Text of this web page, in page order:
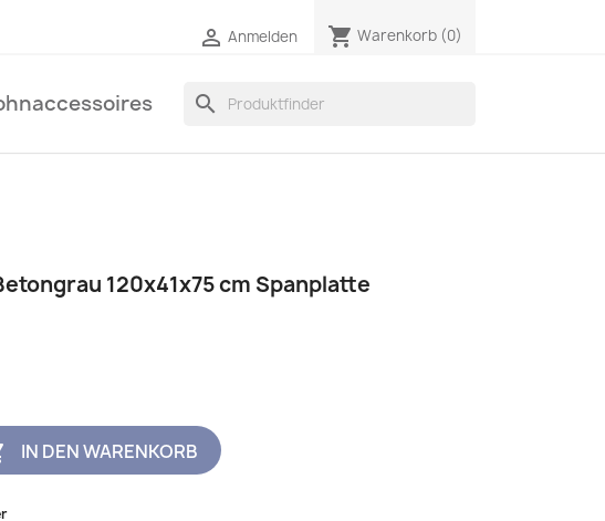
 Anmelden shopping_cart Warenkorb (0)
search
120x41x75 cm Spanplatte
IN DEN WARENKORB